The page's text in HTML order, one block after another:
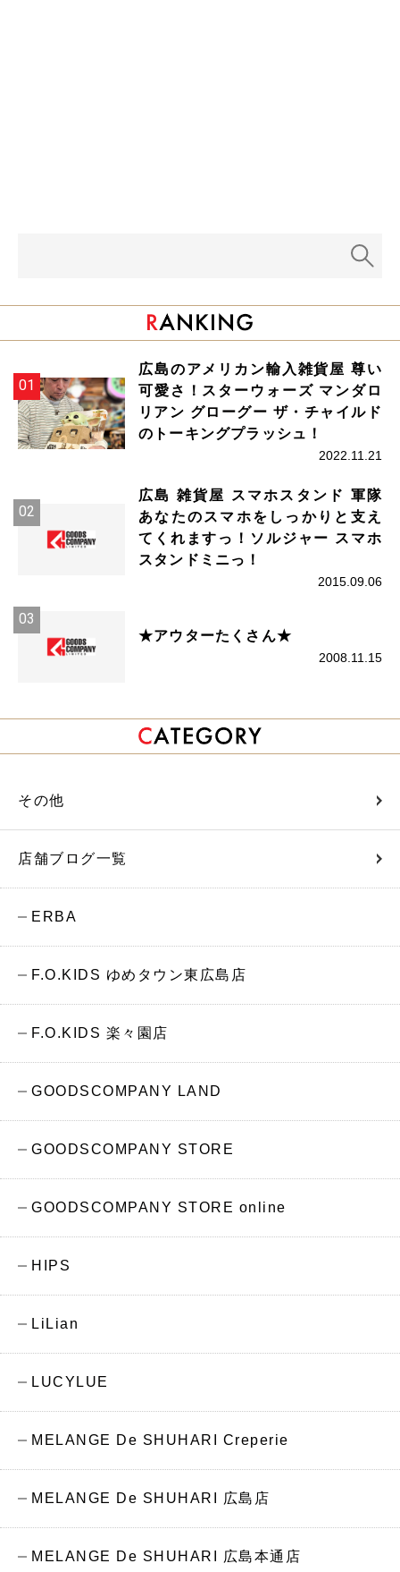
広島のアメリカン輸入雑貨屋 尊い
可愛さ！スターウォーズ マンダロ
リアン グローグー ザ・チャイルド
のトーキングプラッシュ！
2022.11.21
広島 雑貨屋 スマホスタンド 軍隊
あなたのスマホをしっかりと支え
てくれますっ！ソルジャー スマホ
スタンドミニっ！
2015.09.06
★アウターたくさん★
2008.11.15
その他
店舗ブログ一覧
ERBA
F.O.KIDS ゆめタウン東広島店
F.O.KIDS 楽々園店
GOODSCOMPANY LAND
GOODSCOMPANY STORE
GOODSCOMPANY STORE online
HIPS
LiLian
LUCYLUE
MELANGE De SHUHARI Creperie
MELANGE De SHUHARI 広島店
MELANGE De SHUHARI 広島本通店